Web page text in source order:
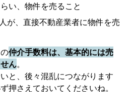
い、物件を売ること
が、直接不動産業者に物件を売
仲介手数料は、基本的には売
ん。
と、後々混乱につながります
押さえておいてくださいね。